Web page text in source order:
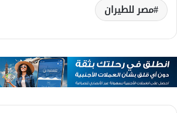
مصر للطيران